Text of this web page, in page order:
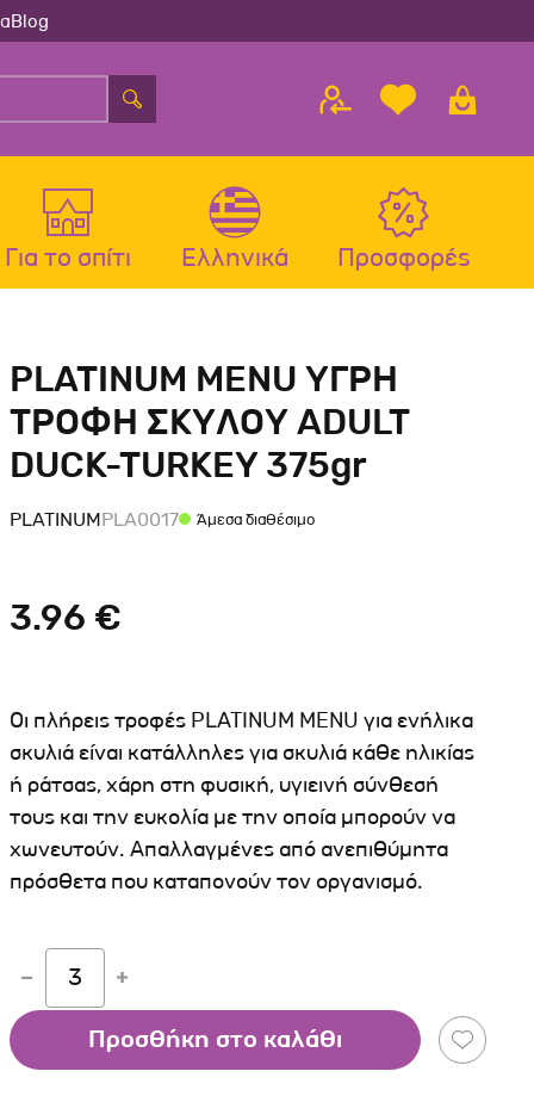
Blog
Μπολ-Ταιστρες-Ποτίστρες Σκύλου
Περιλαίμια Σκύλου
Σαμαράκια Σκύλου
Οδηγοί-Πτυσσόμενοι Οδηγοί
Κουδουνάκια Σκύλου
Εκπαίδευση Σκύλου
Μπολ-Ταιστρες-Ποτίστρες Γάτας
Περιλαίμια-Σαμαράκια Γάτας
Παιχνίδια Γάτας
Ονυχοδρόμια Γάτας
Για το σπίτι Ελληνικά Προσφορές
PLATINUM MENU ΥΓΡΗ
ΤΡΟΦΗ ΣΚΥΛΟΥ ADULT
DUCK-TURKEY 375gr
PLATINUMPLA0017 Άμεσα διαθέσιμο
3.96 €
Οι πλήρεις τροφές PLATINUM MENU για ενήλικα
σκυλιά είναι κατάλληλες για σκυλιά κάθε ηλικίας
ή ράτσας, χάρη στη φυσική, υγιεινή σύνθεσή
τους και την ευκολία με την οποία μπορούν να
χωνευτούν. Απαλλαγμένες από ανεπιθύμητα
πρόσθετα που καταπονούν τον οργανισμό.
3
Προσθήκη στο καλάθι